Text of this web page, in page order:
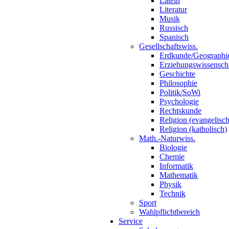
Literatur
Musik
Russisch
Spanisch
Gesellschaftswiss.
Erdkunde/
Geschichte
Philosophie
Politik/SoWi
Psychologie
Rechtskunde
Religion
Religion (katholisch)
Math.-Naturwiss.
Biologie
Chemie
Informatik
Mathematik
Physik
Technik
Sport
Wahlpflichtbereich
Service